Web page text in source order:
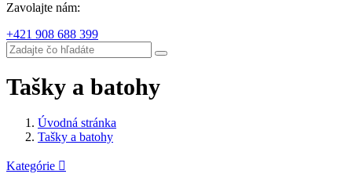
Zavolajte nám:
+421 908 688 399
Tašky a batohy
Úvodná stránka
Tašky a batohy
Kategórie 